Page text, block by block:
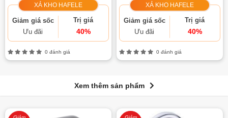
XẢ KHO HAFELE
Giảm giá sốc
Ưu đãi
Trị giá
40%
0 đánh giá
XẢ KHO HAFELE
Giảm giá sốc
Ưu đãi
Trị giá
40%
0 đánh giá
Xem thêm sản phẩm